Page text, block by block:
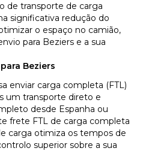
de transporte de carga
significativa redução do
o espaço no camião,
para Beziers e a sua
Beziers
enviar carga completa (FTL)
um transporte direto e
desde Espanha ou
frete FTL de carga completa
carga otimiza os tempos de
superior sobre a sua